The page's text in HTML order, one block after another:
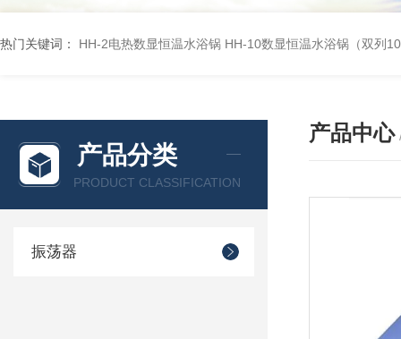
热门关键词： HH-2电热数显恒温水浴锅 HH-10数显恒温水浴锅（双列
产品分类
PRODUCT CLASSIFICATION
振荡器
产品中心